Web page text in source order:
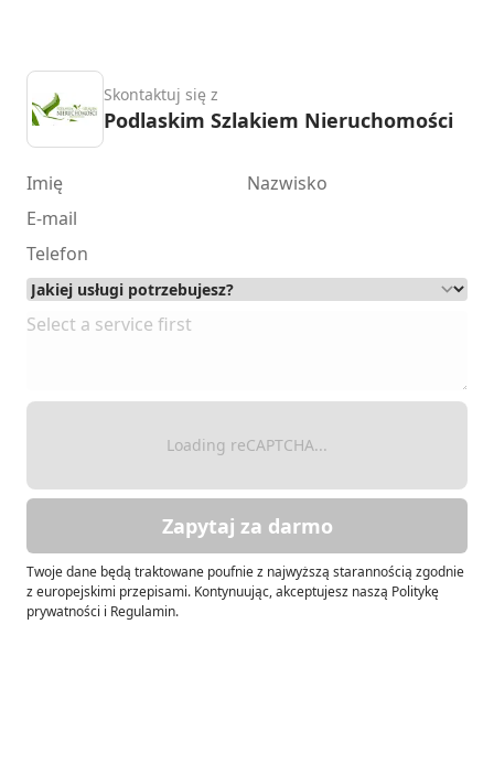
Skontaktuj się z
Podlaskim Szlakiem Nieruchomości
Loading reCAPTCHA...
Zapytaj za darmo
Twoje dane będą traktowane poufnie z najwyższą starannością zgodnie
z europejskimi przepisami. Kontynuując, akceptujesz naszą Politykę
prywatności i Regulamin.